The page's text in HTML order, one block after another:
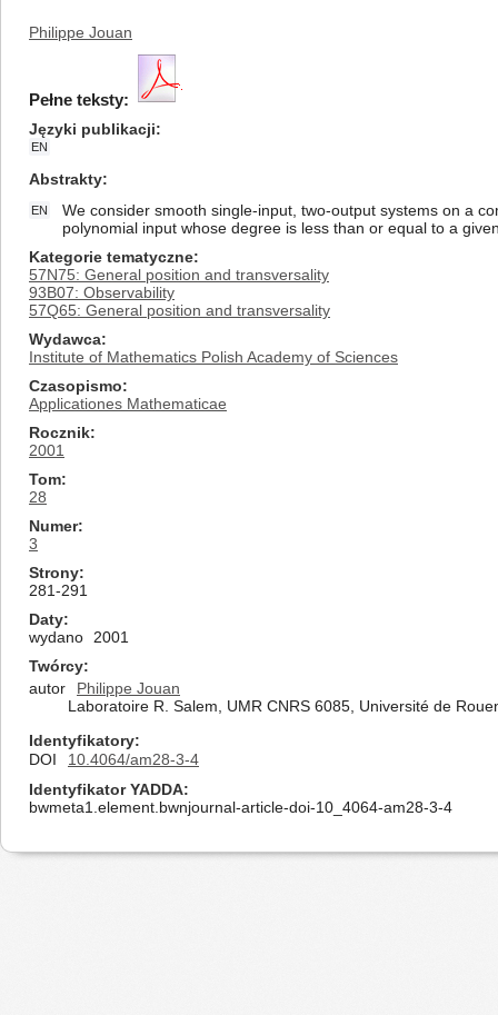
Philippe Jouan
Pełne teksty:
Języki publikacji
EN
Abstrakty
EN
We consider smooth single-input, two-output systems on a
polynomial input whose degree is less than or equal to a
Kategorie tematyczne
57N75: General position and transversality
93B07: Observability
57Q65: General position and transversality
Wydawca
Institute of Mathematics Polish Academy of Sciences
Czasopismo
Applicationes Mathematicae
Rocznik
2001
Tom
28
Numer
3
Strony
281-291
Daty
wydano
2001
Twórcy
autor
Philippe Jouan
Laboratoire R. Salem, UMR CNRS 6085, Université de
Identyfikatory
DOI
10.4064/am28-3-4
Identyfikator YADDA
bwmeta1.element.bwnjournal-article-doi-10_4064-am28-3-4